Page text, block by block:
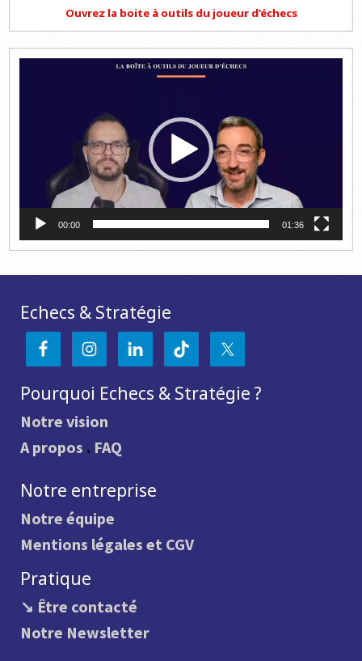
Ouvrez la boite à outils du joueur d'échecs
00:00 01:36
Echecs & Stratégie
Pourquoi Echecs & Stratégie ?
Notre vision
A propos . FAQ
Notre entreprise
Notre équipe
Mentions légales et CGV
Pratique
↘ Être contacté
Notre Newsletter